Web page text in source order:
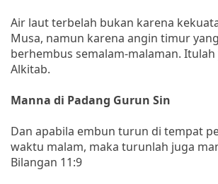
Air laut terbelah bukan karena
Musa, namun karena angin timur
berhembus semalam-malaman.
Alkitab.
Manna di Padang Gurun Sin
Dan apabila embun turun di tempat
waktu malam, maka turunlah juga
Bilangan 11:9